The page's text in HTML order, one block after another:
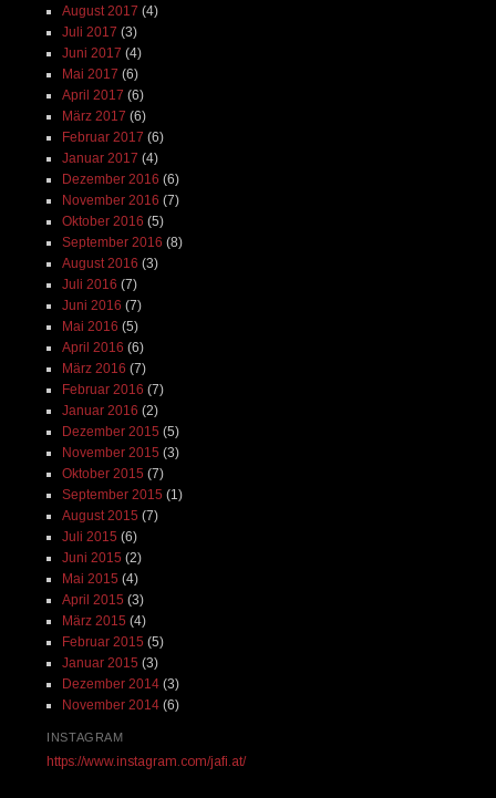
August 2017 (4)
Juli 2017 (3)
Juni 2017 (4)
Mai 2017 (6)
April 2017 (6)
März 2017 (6)
Februar 2017 (6)
Januar 2017 (4)
Dezember 2016 (6)
November 2016 (7)
Oktober 2016 (5)
September 2016 (8)
August 2016 (3)
Juli 2016 (7)
Juni 2016 (7)
Mai 2016 (5)
April 2016 (6)
März 2016 (7)
Februar 2016 (7)
Januar 2016 (2)
Dezember 2015 (5)
November 2015 (3)
Oktober 2015 (7)
September 2015 (1)
August 2015 (7)
Juli 2015 (6)
Juni 2015 (2)
Mai 2015 (4)
April 2015 (3)
März 2015 (4)
Februar 2015 (5)
Januar 2015 (3)
Dezember 2014(3)
November 2014(6)
INSTAGRAM
https://www.instagram.com/jafi.at/